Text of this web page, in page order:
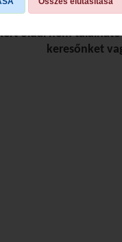
oldal nem
keresőnket